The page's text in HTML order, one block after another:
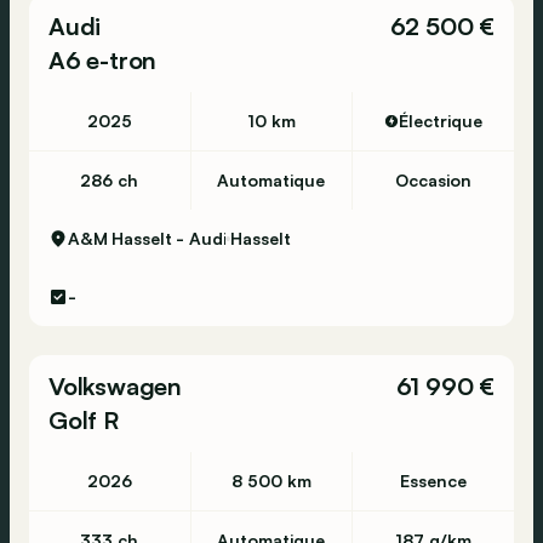
Informations générales
Code du modèle: V295
Couple: 565 Nm
Transmission
Performances
Vitesse de pointe: 210 km/h
Mesures
Audi
A6 e-tron
62 500 €
2025 10 km Électrique
286 ch Automatique Occasion
A&M Hasselt - Audi Hasselt
-
Volkswagen
Golf R
61 990 €
2026 8 500 km Essence